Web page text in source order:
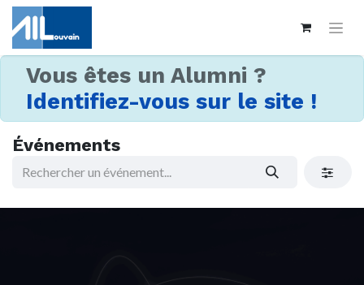
Vous êtes un Alumni ?
Identifiez-vous sur le site !
Événements